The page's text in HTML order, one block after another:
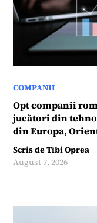
COMPANII
Opt companii
jucători din
din Europa,
Scris deTibi Oprea
August 7, 2026